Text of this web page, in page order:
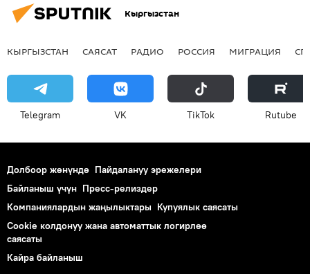
Кыргызстан
КЫРГЫЗСТАН САЯСАТ РАДИО РОССИЯ МИГРАЦИЯ
Telegram VK ТikТоk Rutube
Долбоор жөнүндө Пайдалануу эрежелери
Байланыш үчүн Пресс-релиздер
Компаниялардын жаңылыктары Купуялык саясаты
Cookie колдонуу жана автоматтык логирлөө
саясаты
Кайра байланыш